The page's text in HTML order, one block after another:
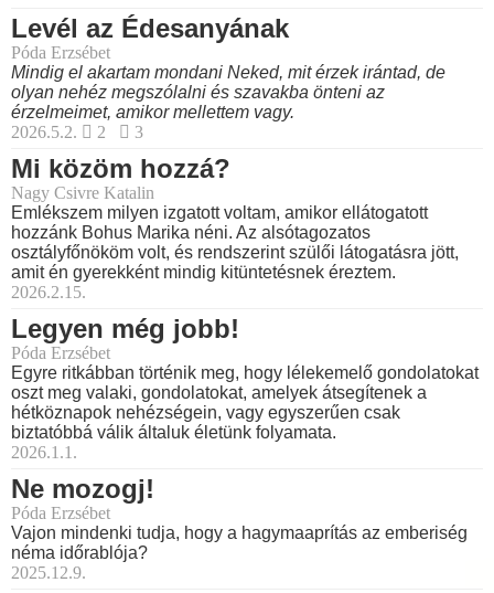
Levél az Édesanyának
Póda Erzsébet
Mindig el akartam mondani Neked, mit érzek irántad, de
olyan nehéz megszólalni és szavakba önteni az
érzelmeimet, amikor mellettem vagy.
2026.5.2.
2 3
Mi közöm hozzá?
Nagy Csivre Katalin
Emlékszem milyen izgatott voltam, amikor ellátogatott
hozzánk Bohus Marika néni. Az alsótagozatos
osztályfőnököm volt, és rendszerint szülői látogatásra jött,
amit én gyerekként mindig kitüntetésnek éreztem.
2026.2.15.
Legyen még jobb!
Póda Erzsébet
Egyre ritkábban történik meg, hogy lélekemelő gondolatokat
oszt meg valaki, gondolatokat, amelyek átsegítenek a
hétköznapok nehézségein, vagy egyszerűen csak
biztatóbbá válik általuk életünk folyamata.
2026.1.1.
Ne mozogj!
Póda Erzsébet
Vajon mindenki tudja, hogy a hagymaaprítás az emberiség
néma időrablója?
2025.12.9.